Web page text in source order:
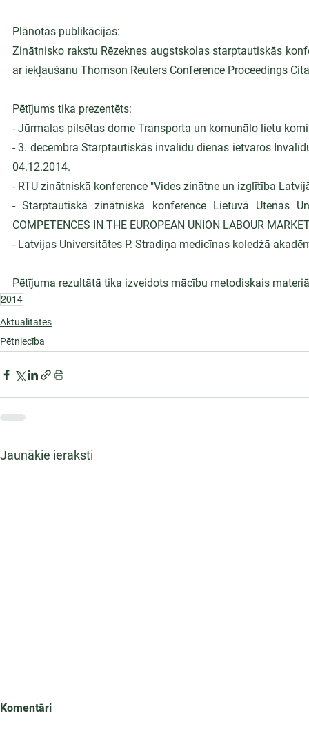
Plānotās publikācijas:
Zinātnisko rakstu Rēzeknes augstskolas starptautiskās
ar iekļaušanu Thomson Reuters Conference Proceedings
Pētījums tika prezentēts:
- Jūrmalas pilsētas dome Transporta un komunālo lietu
- 3. decembra Starptautiskās invalīdu dienas ietvaros
04.12.2014.
- RTU zinātniskā konference "Vides zinātne un izglītība
- Starptautiskā zinātniskā konference Lietuvā Utenas
COMPETENCES IN THE EUROPEAN UNION LABOUR
- Latvijas Universitātes P. Stradiņa medicīnas koledžā
Pētījuma rezultātā tika izveidots mācību metodiskais
2014
Aktualitātes
Pētniecība
Jaunākie ieraksti
Komentāri